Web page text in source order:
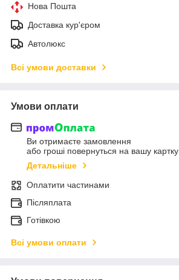
Нова Пошта
Доставка кур'єром
Автолюкс
Всі умови доставки
Умови оплати
Ви отримаєте замовлення
або гроші повернуться на вашу картку
Детальніше
Оплатити частинами
Післяплата
Готівкою
Всі умови оплати